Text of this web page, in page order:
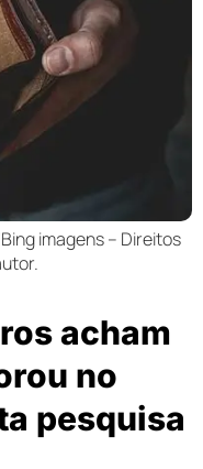
imagens – Direitos
acham
no
pesquisa